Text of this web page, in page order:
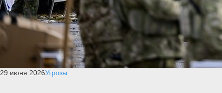
29 июня 2026Угрозы